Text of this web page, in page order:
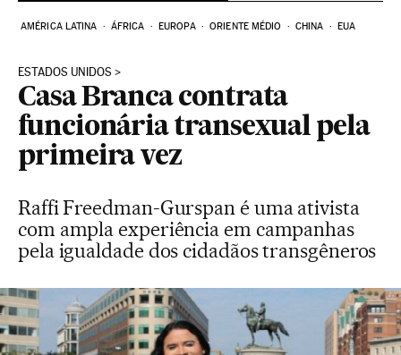
AMÉRICA LATINA ÁFRICA EUROPA ORIENTE MÉDIO CHINA EUA
ESTADOS UNIDOS
Casa Branca contrata
funcionária transexual pela
primeira vez
Raffi Freedman-Gurspan é uma ativista
com ampla experiência em campanhas
pela igualdade dos cidadãos transgêneros